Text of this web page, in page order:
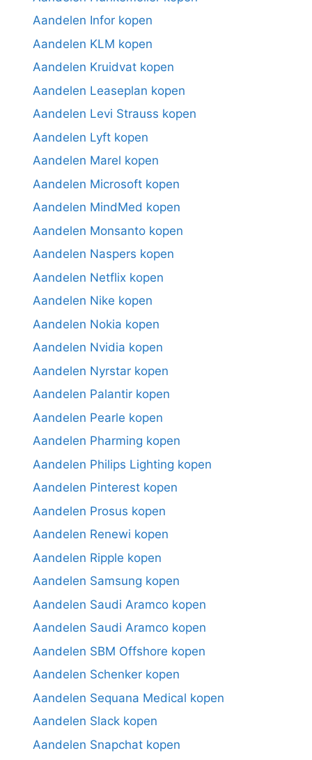
Aandelen Infor kopen
Aandelen KLM kopen
Aandelen Kruidvat kopen
Aandelen Leaseplan kopen
Aandelen Levi Strauss kopen
Aandelen Lyft kopen
Aandelen Marel kopen
Aandelen Microsoft kopen
Aandelen MindMed kopen
Aandelen Monsanto kopen
Aandelen Naspers kopen
Aandelen Netflix kopen
Aandelen Nike kopen
Aandelen Nokia kopen
Aandelen Nvidia kopen
Aandelen Nyrstar kopen
Aandelen Palantir kopen
Aandelen Pearle kopen
Aandelen Pharming kopen
Aandelen Philips Lighting kopen
Aandelen Pinterest kopen
Aandelen Prosus kopen
Aandelen Renewi kopen
Aandelen Ripple kopen
Aandelen Samsung kopen
Aandelen Saudi Aramco kopen
Aandelen Saudi Aramco kopen
Aandelen SBM Offshore kopen
Aandelen Schenker kopen
Aandelen Sequana Medical kopen
Aandelen Slack kopen
Aandelen Snapchat kopen